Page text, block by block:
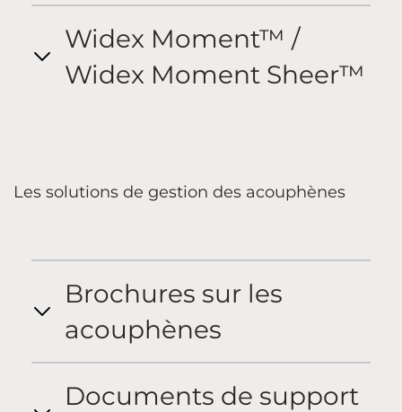
Widex Moment™ /
Widex Moment Sheer™
Les solutions de gestion des acouphènes
Brochures sur les
acouphènes
Documents de support